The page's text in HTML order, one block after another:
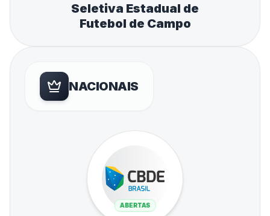
Seletiva Estadual de
Futebol de Campo
NACIONAIS
ABERTAS